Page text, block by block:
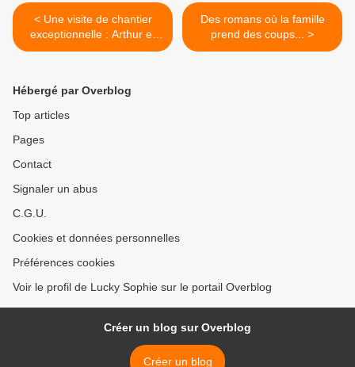
< Une visite de chantier
exceptionnelle : Arthur et
les Minimoys à Europapark
Des romans où la famille
prend des coups... >
Hébergé par Overblog
Top articles
Pages
Contact
Signaler un abus
C.G.U.
Cookies et données personnelles
Préférences cookies
Voir le profil de Lucky Sophie sur le portail Overblog
Créer un blog sur Overblog
Créer un blog